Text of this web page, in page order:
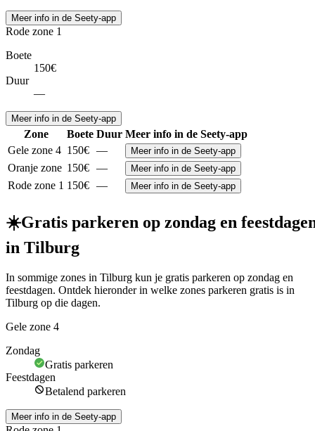
Meer info in de Seety-app
Rode zone 1
Boete
150€
Duur
—
Meer info in de Seety-app
Zone Boete Duur Meer info in de Seety-app
Gele zone 4 150€ — Meer info in de Seety-app
Oranje zone 150€ — Meer info in de Seety-app
Rode zone 1 150€ — Meer info in de Seety-app
☀️Gratis parkeren op zondag en
in Tilburg
In sommige zones in Tilburg kun je gratis parkeren op zondag en
feestdagen. Ontdek hieronder in welke zones parkeren gratis is in
Tilburg op die dagen.
Gele zone 4
Zondag
Gratis parkeren
Feestdagen
Betalend parkeren
Meer info in de Seety-app